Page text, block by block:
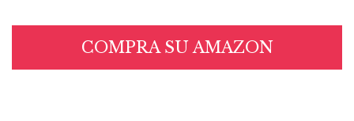
COMPRA SU AMAZON